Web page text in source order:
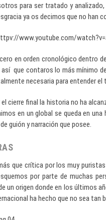
para ser tratado y
ya os decimos que no han
www.youtube.com/
en orden cronológico dentro
que contaros lo más mínimo
necesaria para entender
cierre final la historia no ha
en un global se queda en
guión y narración que posee.
que crítica por los muy
por parte de muchas
un origen donde en los últimos
ha hecho que no sea tan